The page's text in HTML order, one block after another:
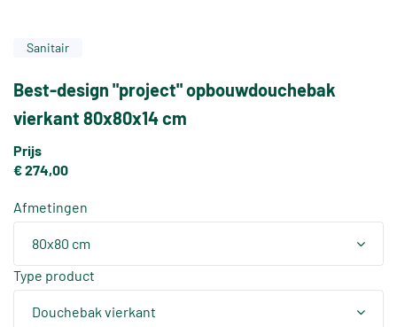
Sanitair
Best-design "project" opbouwdouchebak
vierkant 80x80x14 cm
Prijs
€ 274,00
Afmetingen
80x80 cm
Type product
Douchebak vierkant